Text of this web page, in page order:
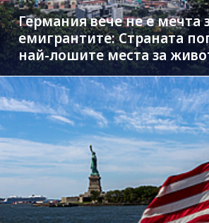
Германия вече не е мечта
емигрантите: Страната
най-лошите места за
чужденци